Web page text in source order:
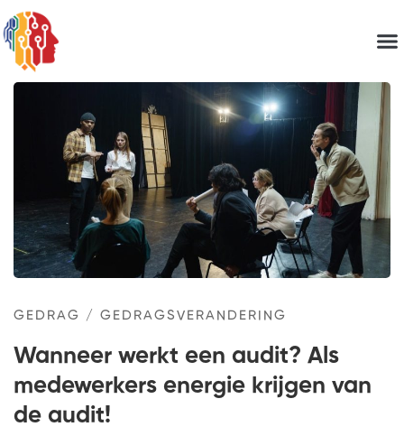
GEDRAG / GEDRAGSVERANDERING
Wanneer werkt een audit? Als
medewerkers energie krijgen van
de audit!